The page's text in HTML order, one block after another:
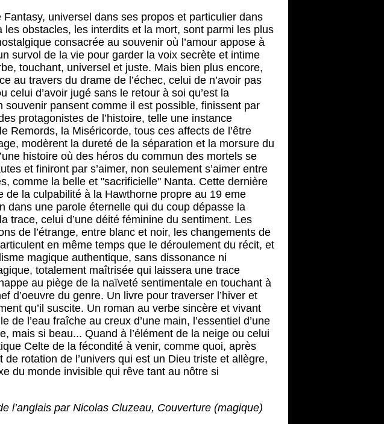
universel dans ses propos et particulier dans
obstacles, les interdits et la mort, sont parmi les plus
consacrée au souvenir où l’amour appose à
survol de la vie pour garder la voix secrète et intime
touchant, universel et juste. Mais bien plus encore,
au travers du drame de l’échec, celui de n’avoir pas
celui d’avoir jugé sans le retour à soi qu’est la
souvenir pansent comme il est possible, finissent par
protagonistes de l’histoire, telle une instance
Remords, la Miséricorde, tous ces affects de l’être
modèrent la dureté de la séparation et la morsure du
histoire où des héros du commun des mortels se
et finiront par s’aimer, non seulement s’aimer entre
comme la belle et "sacrificielle" Nanta. Cette dernière
de la culpabilité à la Hawthorne propre au 19 eme
dans une parole éternelle qui du coup dépasse la
trace, celui d’une déité féminine du sentiment. Les
de l’étrange, entre blanc et noir, les changements de
en même temps que le déroulement du récit, et
magique authentique, sans dissonance ni
totalement maîtrisée qui laissera une trace
au piège de la naïveté sentimentale en touchant à
d’oeuvre du genre. Un livre pour traverser l’hiver et
qu’il suscite. Un roman au verbe sincère et vivant
l’eau fraîche au creux d’une main, l’essentiel d’une
mais si beau... Quand à l’élément de la neige ou celui
Celte de la fécondité à venir, comme quoi, après
rotation de l’univers qui est un Dieu triste et allègre,
du monde invisible qui rêve tant au nôtre si
l’anglais par Nicolas Cluzeau, Couverture (magique)